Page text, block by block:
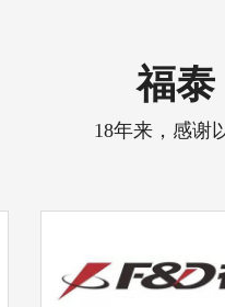
福泰
18年来，感谢